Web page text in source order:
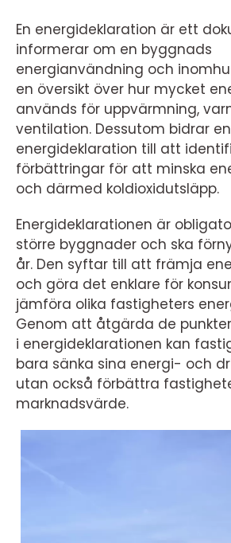
En energideklaration är ett
informerar om en byggnads
energianvändning och
en översikt över hur mycket
används för uppvärmning,
ventilation. Dessutom bidrar en
energideklaration till att
förbättringar för att minska
och därmed koldioxidutsläpp.
Energideklarationen är
större byggnader och ska
år. Den syftar till att främja
och göra det enklare för
jämföra olika fastigheters
Genom att åtgärda de
i energideklarationen kan
bara sänka sina energi- och
utan också förbättra
marknadsvärde.